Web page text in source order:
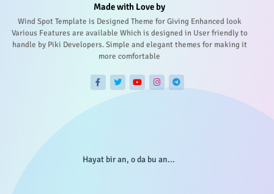
Made with Love by
Wind Spot Template is Designed Theme for Giving Enhanced look
Various Features are available Which is designed in User friendly to
handle by Piki Developers. Simple and elegant themes for making it
more comfortable
Hayat bir an, o da bu an...